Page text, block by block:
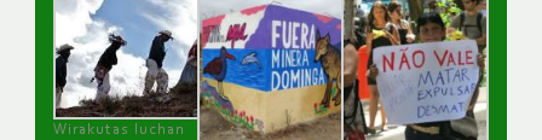
Wirakutas luchan